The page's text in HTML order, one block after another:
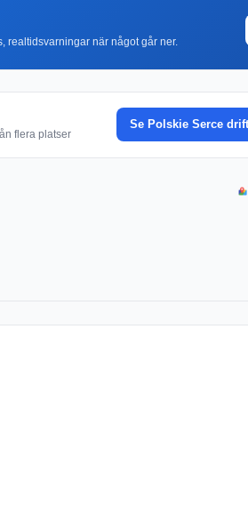
realtidsvarningar när något går ner.
flera platser
Se Polskie Serce